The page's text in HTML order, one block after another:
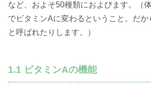
など、およそ50種類におよびます。（
でビタミンAに変わるということ。だ
と呼ばれたりします。）
1.1 ビタミンAの機能